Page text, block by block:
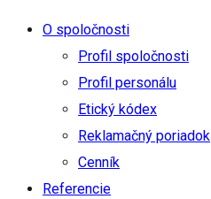
O spoločnosti
Profil spoločnosti
Profil personálu
Etický kódex
Reklamačný poriadok
Cenník
Referencie